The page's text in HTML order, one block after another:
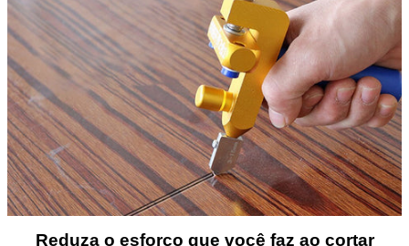
Reduza o esforço que você faz ao cortar